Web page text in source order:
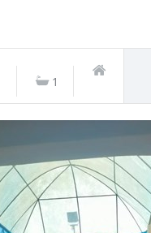
1